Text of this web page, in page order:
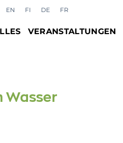
EN FI DE FR
VERANSTALTUNGEN